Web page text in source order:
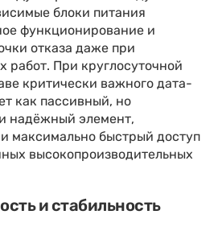
блоки питания
функционирование и
отказа даже при
работ. При круглосуточной
критически важного дата-
как пассивный, но
надёжный элемент,
максимально быстрый доступ
высокопроизводительных
и стабильность